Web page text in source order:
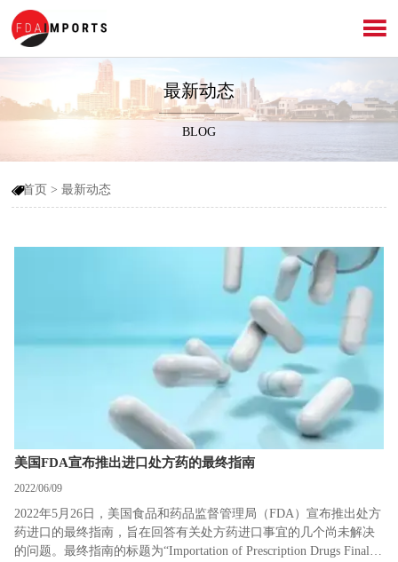

最新动态
BLOG
首页 >最新动态
美国FDA宣布推出进口处方药的最终指南
2022/06/09
2022年5月26日，美国食品和药品监督管理局（FDA）宣布推出处方
药进口的最终指南，旨在回答有关处方药进口事宜的几个尚未解决
的问题。最终指南的标题为“Importation of Prescription Drugs Final